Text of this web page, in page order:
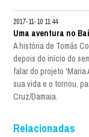
2017-11-10 11:44
Uma aventura no
A história de Tomás
depois do início do
falar do projeto 'Maria
sua vida e o tornou,
Cruz/Damaia.
Relacionadas